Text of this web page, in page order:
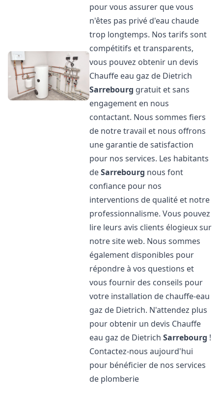
pour vous assurer que vous
n'êtes pas privé d'eau chaude
trop longtemps. Nos tarifs sont
compétitifs et transparents,
vous pouvez obtenir un devis
Chauffe eau gaz de Dietrich
Sarrebourg gratuit et sans
engagement en nous
contactant. Nous sommes fiers
de notre travail et nous offrons
une garantie de satisfaction
pour nos services. Les habitants
deSarrebourg nous font
confiance pour nos
interventions de qualité et notre
professionnalisme. Vous pouvez
lire leurs avis clients élogieux sur
notre site web. Nous sommes
également disponibles pour
répondre à vos questions et
vous fournir des conseils pour
votre installation de chauffe-eau
gaz de Dietrich. N'attendez plus
pour obtenir un devis Chauffe
eau gaz de DietrichSarrebourg !
Contactez-nous aujourd'hui
pour bénéficier de nos services
de plomberie